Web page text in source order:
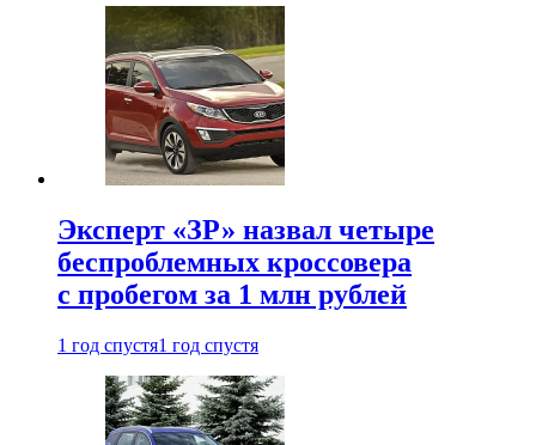
Эксперт «ЗР» назвал четыре
беспроблемных кроссовера
с пробегом за 1 млн рублей
1 год спустя1 год спустя